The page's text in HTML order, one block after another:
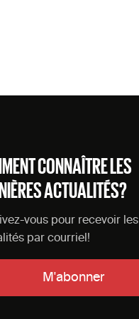
CONNAÎTRE LES
ACTUALITÉS?
vous pour recevoir les
par courriel!
M'abonner